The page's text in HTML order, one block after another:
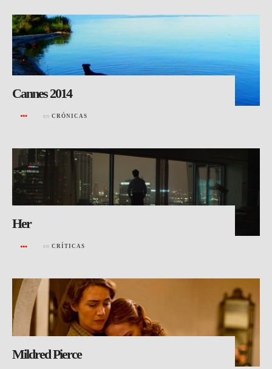
Cannes 2014
en CRÓNICAS
Her
en CRÍTICAS
Mildred Pierce